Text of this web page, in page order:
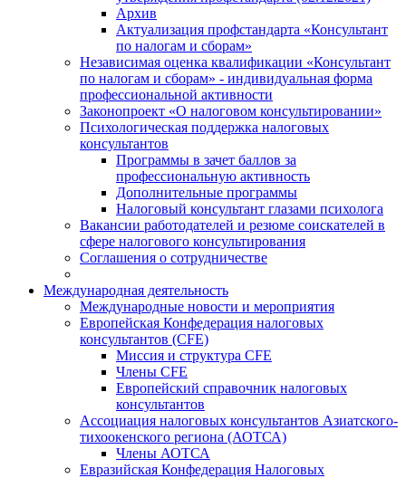
Архив
Актуализация профстандарта «Консультант
по налогам и сборам»
Независимая оценка квалификации «Консультант
по налогам и сборам» - индивидуальная форма
профессиональной активности
Законопроект «О налоговом консультировании»
Психологическая поддержка налоговых
консультантов
Программы в зачет баллов за
профессиональную активность
Дополнительные программы
Налоговый консультант глазами психолога
Вакансии работодателей и резюме соискателей в
сфере налогового консультирования
Соглашения о сотрудничестве
Международная деятельность
Международные новости и мероприятия
Европейская Конфедерация налоговых
консультантов (CFE)
Миссия и структура CFE
Члены CFE
Европейский справочник налоговых
консультантов
Ассоциация налоговых консультантов Азиатского-
тихоокенского региона (АОТСА)
Члены АОТСА
Евразийская Конфедерация Налоговых